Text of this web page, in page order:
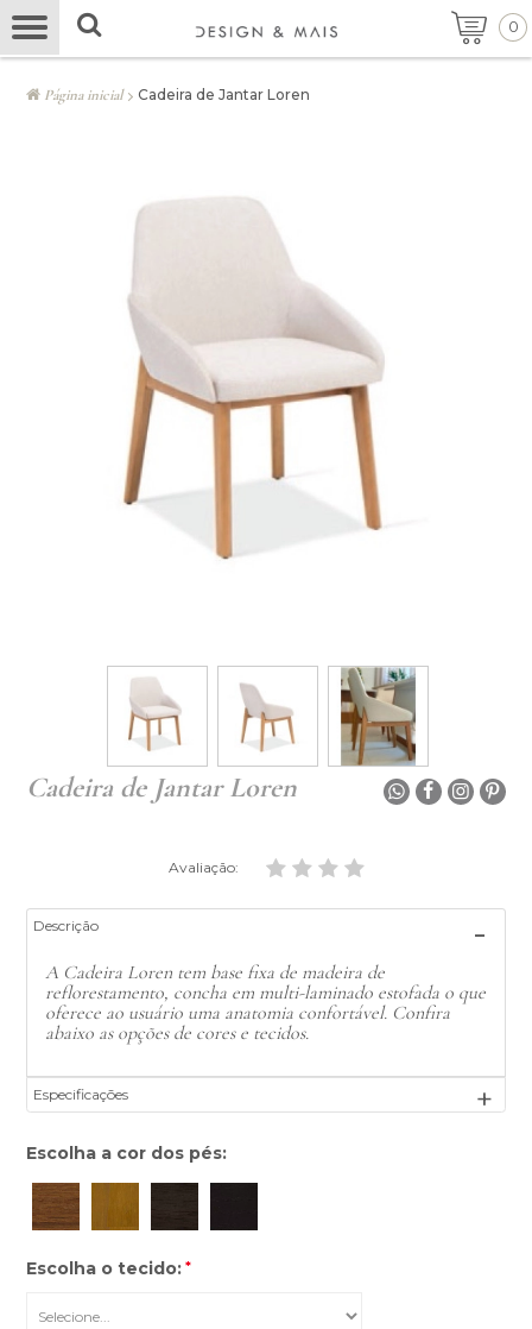
0
Página inicial Cadeira de Jantar Loren
Cadeira de Jantar Loren
Avaliação:
Descrição
A Cadeira Loren tem base fixa de madeira de
reflorestamento, concha em multi-laminado estofada o que
oferece ao usuário uma anatomia confortável. Confira
abaixo as opções de cores e tecidos.
Especificações
Escolha a cor dos pés:
*
Escolha o tecido: